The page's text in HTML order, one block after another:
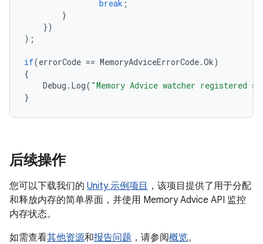
break ;
}
})
);
if(errorCode == MemoryAdviceErrorCode.Ok)
{
Debug . Log( "Memory Advice watcher registered
}
后续操作
您可以下载我们的 Unity 示例项目 ，该项目提供了用于分配
和释放内存的简单界面，并使用 Memory Advice API 监控
内存状态。
如需查看其他资源和报告问题 ，请参阅概览。